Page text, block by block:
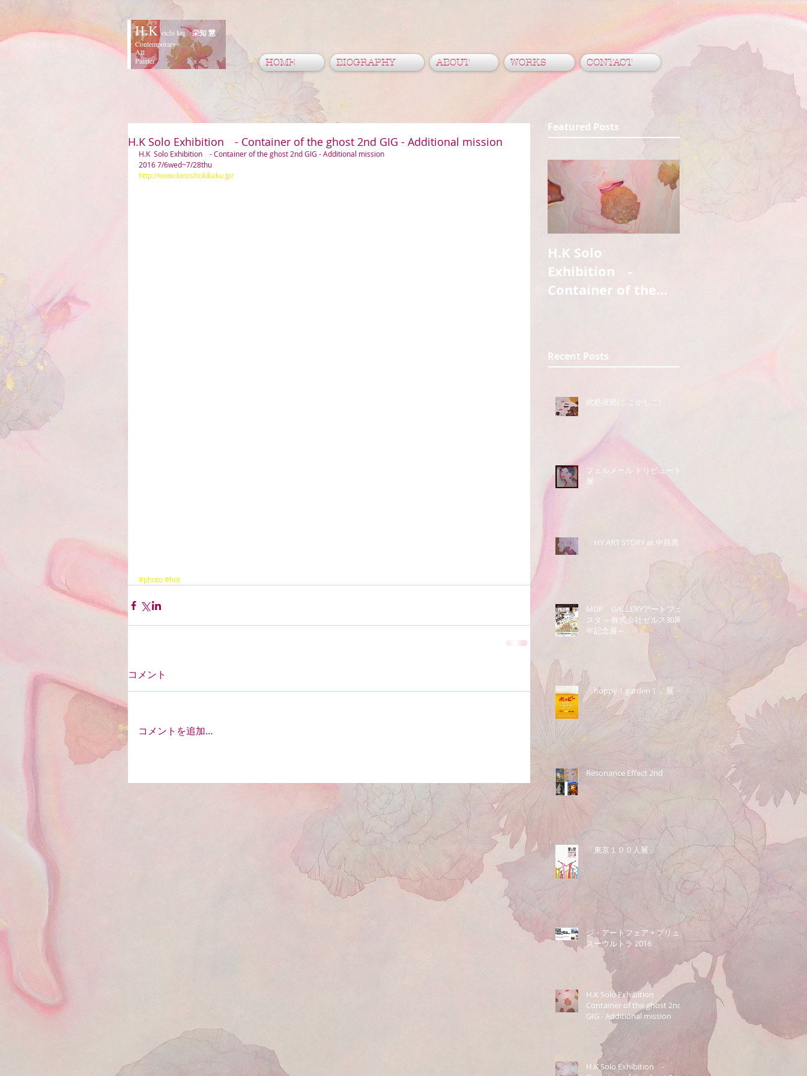
H.Keichi kei栄知 慧
Contemporary
Art
Painter
HOME BIOGRAPHY ABOUT WORKS CONTACT
H.K Solo Exhibition - Container of the ghost 2nd GIG - Additional mission
H.K  Solo Exhibition　- Container of the ghost 2nd GIG - Additional mission
2016 7/6wed~7/28thu
http://www.kinoshokikaku.jp/
#photo#hot
コメント
コメントを追加…
Featured Posts
H.K Solo
Exhibition -
Container of the
Recent Posts
此処彼処(ここかしこ)
フェルメール トリビュート
展
「HY ART STORY at 中目黒」
MDP GALLERYアートフェ
スタ ～株式会社ゼルス30周
年記念展～
「hoppy！garden！」展
Resonance Effect 2nd
「東京１００人展」
ジ・アートフェア + プリュ
スーウルトラ 2016
H.K Solo Exhibition -
Container of the ghost 2nd
GIG - Additional mission
H.K Solo Exhibition -